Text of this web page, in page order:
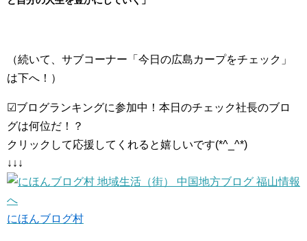
（続いて、サブコーナー「今日の広島カープをチェック」
は下へ！）
☑ブログランキングに参加中！本日のチェック社長のブロ
グは何位だ！？
クリックして応援してくれると嬉しいです(*^_^*)
↓↓↓
にほんブログ村